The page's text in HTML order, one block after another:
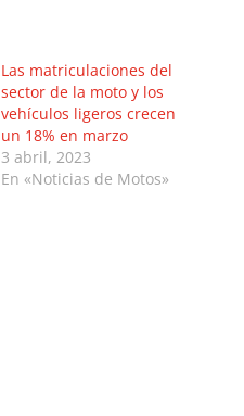
Las matriculaciones del
sector de la moto y los
vehículos ligeros crecen
un 18% en marzo
3 abril, 2023
En «Noticias de Motos»